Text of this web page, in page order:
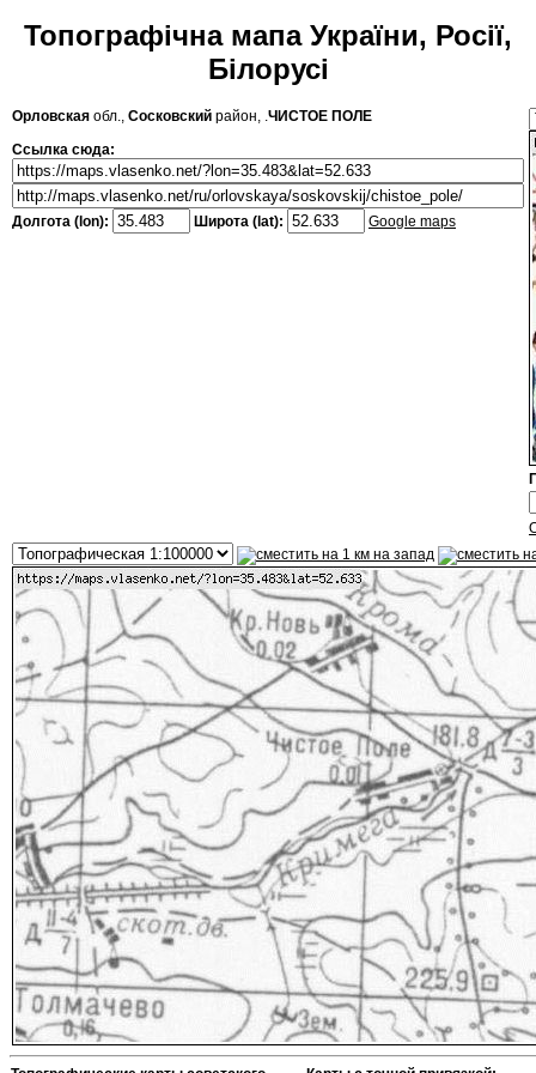
Топографічна мапа України, Росії,
Білорусі
Орловская обл., Сосковский район, .ЧИСТОЕ ПОЛЕ
Ссылка сюда:
Долгота (lon): Широта (lat): Google maps